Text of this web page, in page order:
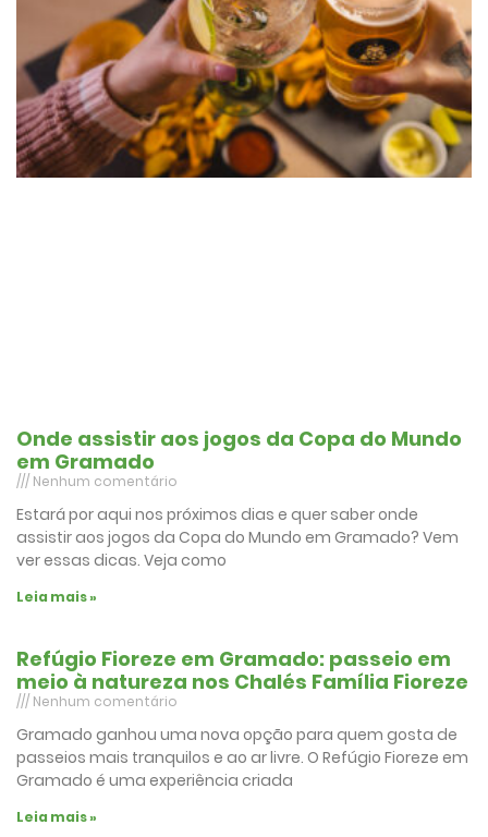
Onde assistir aos jogos da Copa do Mundo
em Gramado
Nenhum comentário
Estará por aqui nos próximos dias e quer saber onde
assistir aos jogos da Copa do Mundo em Gramado? Vem
ver essas dicas. Veja como
Leia mais »
Refúgio Fioreze em Gramado: passeio em
meio à natureza nos Chalés Família Fioreze
Nenhum comentário
Gramado ganhou uma nova opção para quem gosta de
passeios mais tranquilos e ao ar livre. O Refúgio Fioreze em
Gramado é uma experiência criada
Leia mais »